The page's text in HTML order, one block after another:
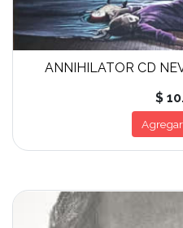
ANNIHILATOR CD
$